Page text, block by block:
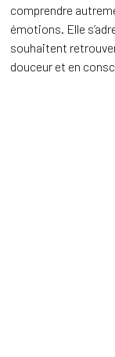
comprendre
émotions. Elle
souhaitent
douceur et en